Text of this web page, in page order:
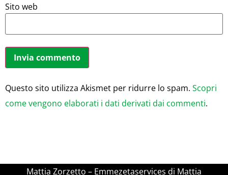
Sito web
Questo sito utilizza Akismet per ridurre lo spam. Scopri
come vengono elaborati i dati derivati dai commenti.
Mattia Zorzetto – Emmezetaservices di Mattia